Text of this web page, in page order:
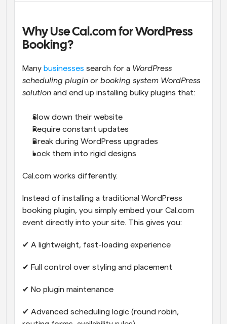
Why Use Cal.com for WordPress
Booking?
Many businesses search for a WordPress
scheduling plugin or booking system WordPress
solution and end up installing bulky plugins that:
Slow down their website
Require constant updates
Break during WordPress upgrades
Lock them into rigid designs
Cal.com works differently.
Instead of installing a traditional WordPress
booking plugin, you simply embed your Cal.com
event directly into your site. This gives you:
✔ A lightweight, fast-loading experience
✔ Full control over styling and placement
✔ No plugin maintenance
✔ Advanced scheduling logic (round robin,